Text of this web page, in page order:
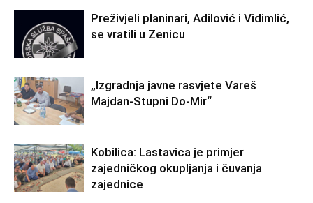
Preživjeli planinari, Adilović i Vidimlić,
se vratili u Zenicu
„Izgradnja javne rasvjete Vareš
Majdan-Stupni Do-Mir“
Kobilica: Lastavica je primjer
zajedničkog okupljanja i čuvanja
zajednice